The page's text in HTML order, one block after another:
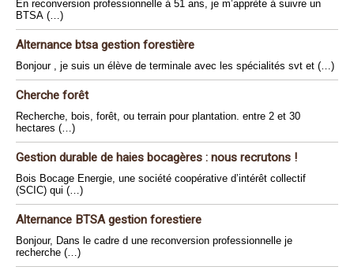
En reconversion professionnelle à 51 ans, je m’apprète à suivre un
BTSA (…)
Alternance btsa gestion forestière
Bonjour , je suis un élève de terminale avec les spécialités svt et (…)
Cherche forêt
Recherche, bois, forêt, ou terrain pour plantation. entre 2 et 30
hectares (…)
Gestion durable de haies bocagères : nous recrutons !
Bois Bocage Energie, une société coopérative d’intérêt collectif
(SCIC) qui (…)
Alternance BTSA gestion forestiere
Bonjour, Dans le cadre d une reconversion professionnelle je
recherche (…)